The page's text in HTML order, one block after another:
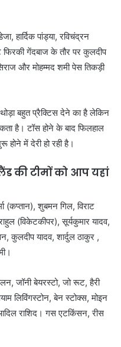
हार्दिक पांड्या, रविचंद्रन
गेंदबाज के तौर पर कुलदीप
और मोहम्मद शमी पेस तिकड़ी
बहुत प्रैक्टिस देने का है लेकिन
है। टॉस होने के बाद फिलहाल
होने में देरी हो रही है।
की टीमों को आप यहां
(कप्तान), शुबमन गिल, विराट
(विकेटकीपर), सूर्यकुमार यादव,
कुलदीप यादव, शार्दुल ठाकुर ,
जॉनी बेयरस्टो, जो रूट, हैरी
लिविंगस्टोन, बेन स्टोक्स, मोइन
राशिद। गस एटकिंसन, रीस